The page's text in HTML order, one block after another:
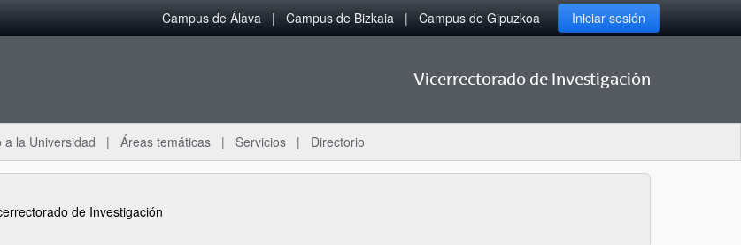
Campus de Álava Campus de Bizkaia Campus de Gipuzkoa Iniciar sesión
Vicerrectorado de Investigación
a la Universidad Áreas temáticas Servicios Directorio
de Investigación